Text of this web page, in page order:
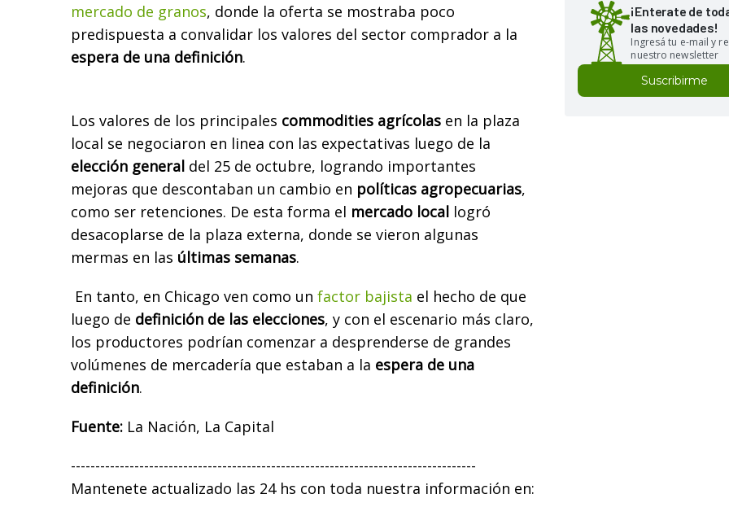
mercado de granos, donde la oferta se mostraba poco
predispuesta a convalidar los valores del sector comprador a la
espera de una definición.
Los valores de los principales commodities agrícolas en la plaza
local se negociaron en linea con las expectativas luego de la
elección general del 25 de octubre, logrando importantes
mejoras que descontaban un cambio en políticas agropecuarias,
como ser retenciones. De esta forma el mercado local logró
desacoplarse de la plaza externa, donde se vieron algunas
mermas en las últimas semanas.
En tanto, en Chicago ven como un factor bajista el hecho de que
luego de definición de las elecciones, y con el escenario más claro,
los productores podrían comenzar a desprenderse de grandes
volúmenes de mercadería que estaban a la espera de una
definición.
Fuente: La Nación, La Capital
-----------------------------------------------------------------------------------
Mantenete actualizado las 24 hs con toda nuestra información en:
¡Enterate de
las novedades!
Ingresá tu e-mail y
nuestro newsletter
Suscribirme